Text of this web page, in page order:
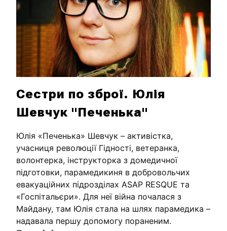
Сестри по зброї. Юлія
Шевчук "Печенька"
Юлія «Печенька» Шевчук – активістка,
учасниця революції Гідності, ветеранка,
волонтерка, інструкторка з домедичної
підготовки, парамедикиня в добровольчих
евакуаційних підрозділах ASAP RESQUE та
«Госпітальєри». Для неї війна почалася з
Майдану, там Юлія стала на шлях парамедика –
надавала першу допомогу пораненим.